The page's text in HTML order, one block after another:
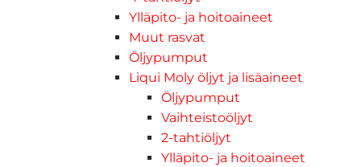
Ylläpito- ja hoitoaineet
Muut rasvat
Öljypumput
Liqui Moly öljyt ja lisäaineet
Öljypumput
Vaihteistoöljyt
2-tahtiöljyt
Ylläpito- ja hoitoaineet